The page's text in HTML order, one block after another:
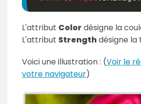
L'attribut Color désigne la
L'attribut Strengthdésigne la
Voici une illustration : (Voir le
votre navigateur)